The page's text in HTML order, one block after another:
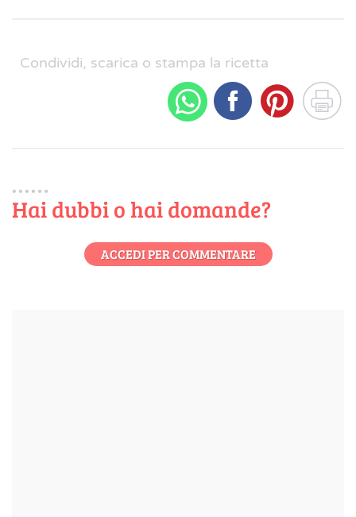
Condividi, scarica o stampa la ricetta
Hai dubbi o hai domande?
ACCEDI PER COMMENTARE